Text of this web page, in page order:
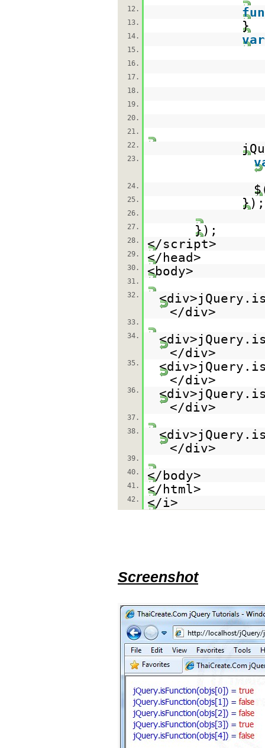
12.
13. }
14. var
15.
16.
17.
18.
19.
20.
21.
22.
23.
24.
25. });
26.
27.
});
28. </script>
29. </head>
30. <body>
31.
32.
</div>
33.
34.
</div>
35.
</div>
36.
</div>
37.
38.
</div>
39.
40.
</body>
41. </html>
42. </i>
Screenshot